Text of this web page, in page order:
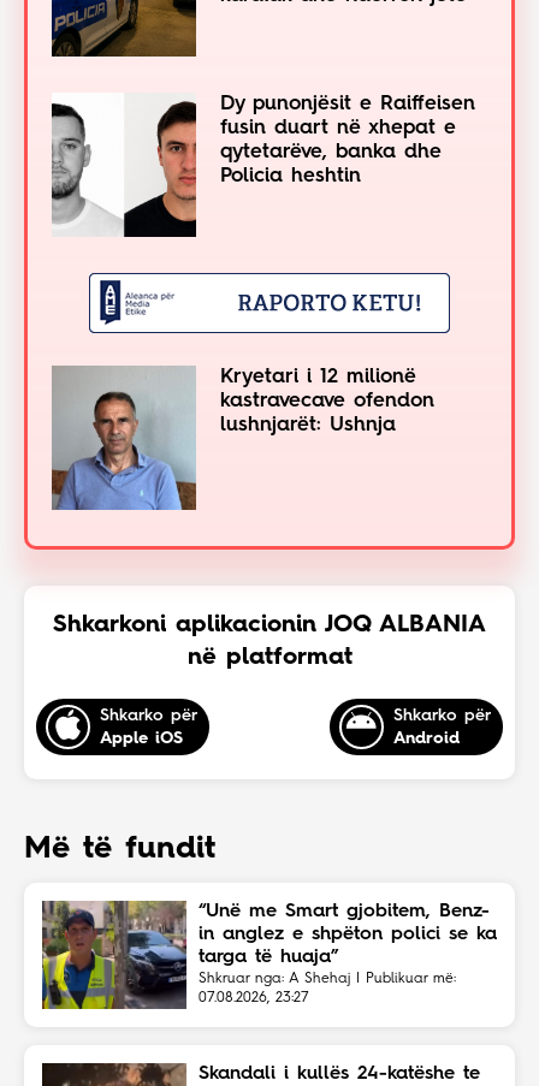
Dy punonjësit e Raiffeisen
fusin duart në xhepat e
qytetarëve, banka dhe
Policia heshtin
Kryetari i 12 milionë
kastravecave ofendon
lushnjarët: Ushnja
Shkarkoni aplikacionin JOQ ALBANIA
në platformat
Shkarko për
Apple iOS
Shkarko për
Android
Më të fundit
“Unë me Smart gjobitem, Benz-
in anglez e shpëton polici se ka
targa të huaja”
Shkruar nga: A Shehaj | Publikuar më:
07.08.2026, 23:27
Skandali i kullës 24-katëshe te